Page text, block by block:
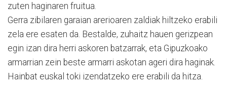
zuten haginaren fruitua.
Gerra zibilaren garaian arerioaren zaldiak hiltzeko erabili
zela ere esaten da. Bestalde, zuhaitz hauen gerizpean
egin izan dira herri askoren batzarrak, eta Gipuzkoako
armarrian zein beste armarri askotan ageri dira haginak.
Hainbat euskal toki izendatzeko ere erabili da hitza.